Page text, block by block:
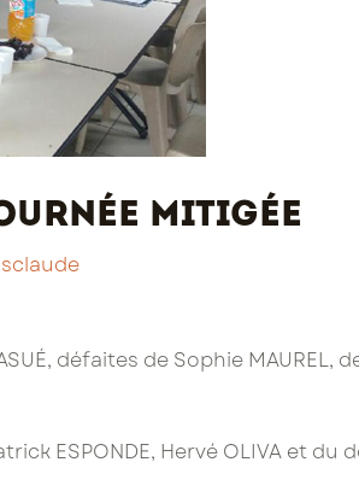
mitigée
défaites de Sophie MAUREL,
ESPONDE, Hervé OLIVA et